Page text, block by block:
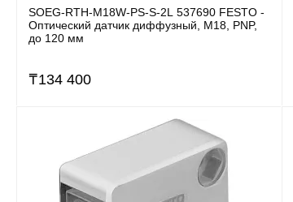
SOEG-RTH-M18W-PS-S-2L 537690 FESTO -
Оптический датчик диффузный, M18, PNP,
до 120 мм
₸134 400